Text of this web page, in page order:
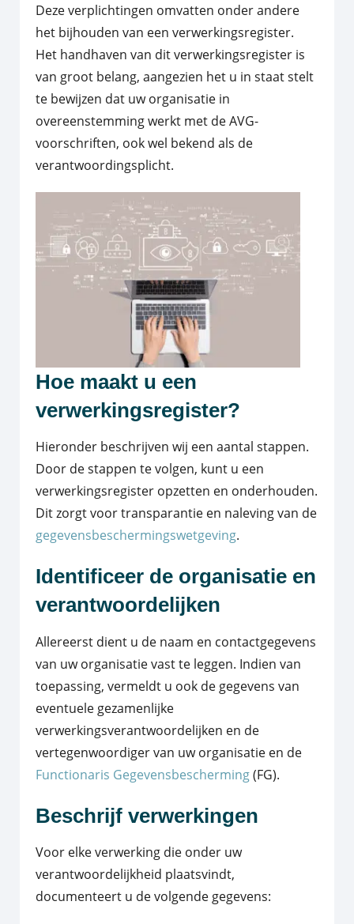
Deze verplichtingen omvatten onder andere
het bijhouden van een verwerkingsregister.
Het handhaven van dit verwerkingsregister is
van groot belang, aangezien het u in staat stelt
te bewijzen dat uw organisatie in
overeenstemming werkt met de AVG-
voorschriften, ook wel bekend als de
verantwoordingsplicht.
Hoe maakt u een
verwerkingsregister?
Hieronder beschrijven wij een aantal stappen.
Door de stappen te volgen, kunt u een
verwerkingsregister opzetten en onderhouden.
Dit zorgt voor transparantie en naleving van de
gegevensbeschermingswetgeving.
Identificeer de organisatie en
verantwoordelijken
Allereerst dient u de naam en contactgegevens
van uw organisatie vast te leggen. Indien van
toepassing, vermeldt u ook de gegevens van
eventuele gezamenlijke
verwerkingsverantwoordelijken en de
vertegenwoordiger van uw organisatie en de
Functionaris Gegevensbescherming(FG).
Beschrijf verwerkingen
Voor elke verwerking die onder uw
verantwoordelijkheid plaatsvindt,
documenteert u de volgende gegevens: